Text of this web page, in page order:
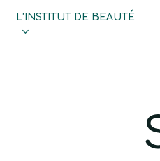
L’INSTITUT DE BEAUTÉ